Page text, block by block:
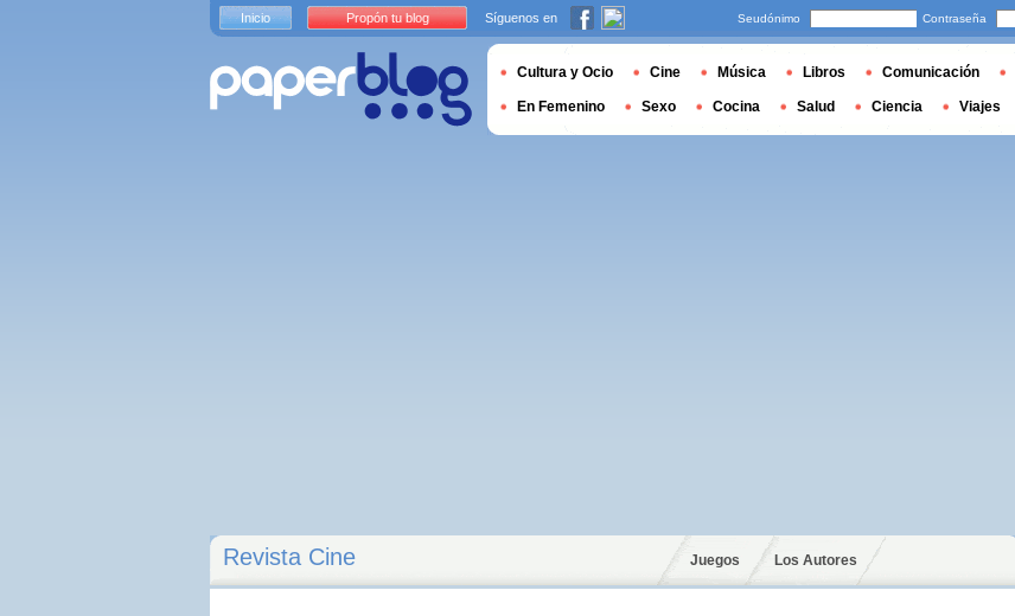
Revista Cine Juegos Los Autores
Inicio Propón tu blog Síguenos en Seudónimo Contraseña
Cultura y Ocio Cine Música Libros Comunicación
En Femenino Sexo Cocina Salud Ciencia Viajes